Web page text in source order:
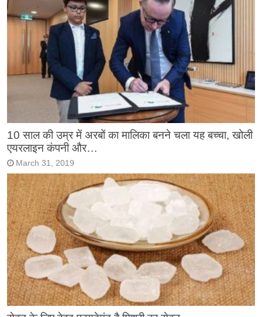
10 साल की उम्र में अरबों का मालिका बनने चला यह बच्चा, खोली
एयरलाइन कंपनी और…
March 31, 2019